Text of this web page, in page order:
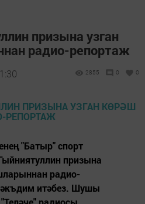
призына узган
радио-репортаж
2855 0 0
"Батыр" спорт
призына
радио-
итәбез. Шушы